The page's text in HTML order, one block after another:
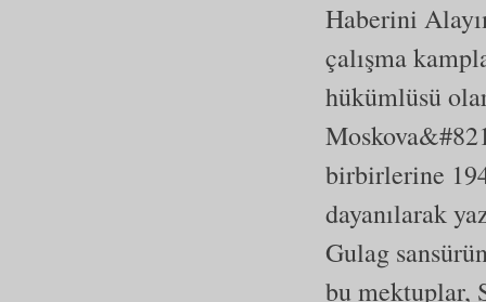
Haberini
çalışma
hükümlüsü
birbirlerine
dayanılarak
Gulag
bu mektuplar,